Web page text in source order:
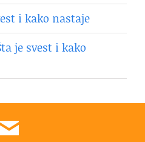
i kako nastaje
je svest i kako